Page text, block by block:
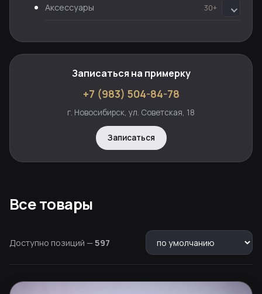
Аксессуары 30+
Записаться на примерку
+7 (983) 504-84-78
г. Новосибирск, ул. Советская, 18
Записаться
Все товары
Доступно позиций —597